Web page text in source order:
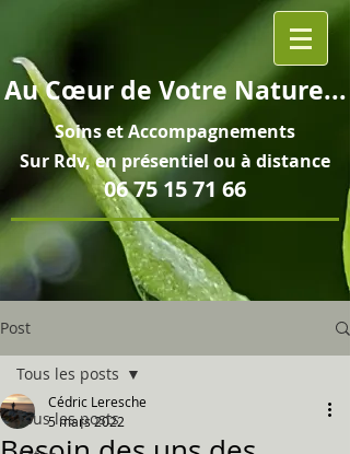
AuCœurde Votre Nature...
Soins etAccompagnements
Sur Rdv, en présentiel ou à distance
06 75 15 71 66
Post
Tous les posts
Tous les posts
Cédric Leresche
5 mars 2022